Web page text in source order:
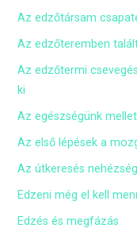
Az edzőtársam
Az edzőteremben
Az edzőtermi
ki
Az egészségünk
Az első lépések a
Az útkeresés
Edzeni még el kell
Edzés és megfázás